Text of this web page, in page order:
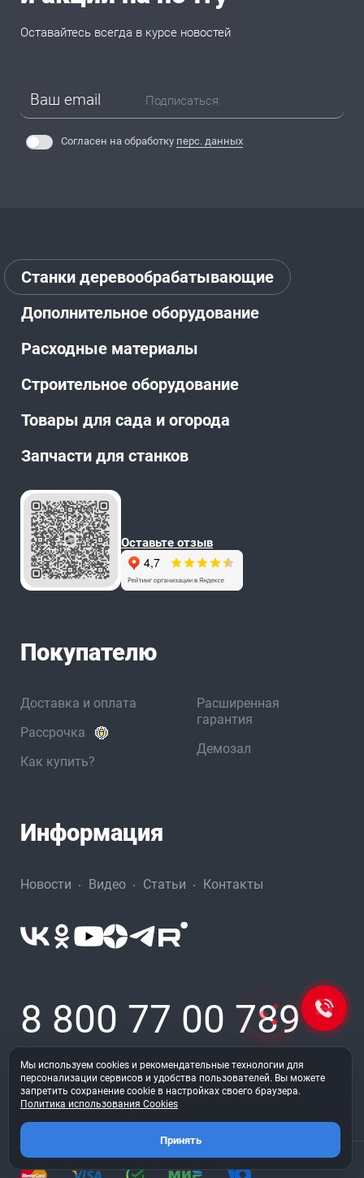
Станки деревообрабатывающие
Дополнительное оборудование
Расходные материалы
Строительное оборудование
Товары для сада и огорода
Запчасти для станков
Оставьте отзыв
Оставайтесь всегда в курсе новостей
Подписаться
Согласен на обработку перс. данных
Покупателю
Доставка и оплата
Рассрочка
Как купить?
Расширенная
гарантия
Демозал
Информация
Новости Видео Статьи Контакты
8 800 77 00 789
shop.42@belmash.ru
Мы используем cookies и рекомендательные технологии для
персонализации сервисов и удобства пользователей. Вы можете
запретить сохранение cookie в настройках своего браузера.
Политика использования Cookies
Принять